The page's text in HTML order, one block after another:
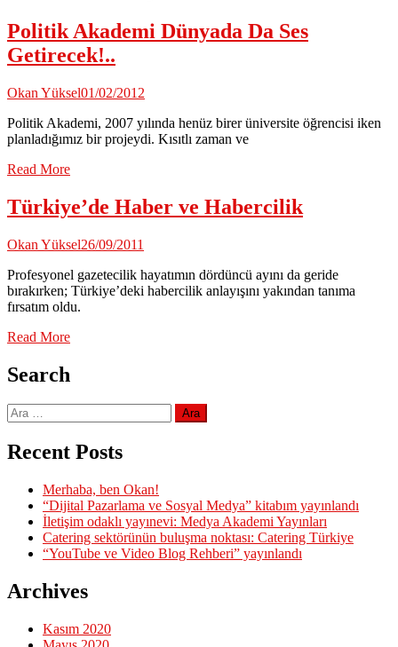
Politik Akademi Dünyada Da Ses
Getirecek!..
Okan Yüksel01/02/2012
Politik Akademi, 2007 yılında henüz birer üniversite öğrencisi iken
planladığımız bir projeydi. Kısıtlı zaman ve
Read More
Türkiye’de Haber ve Habercilik
Okan Yüksel26/09/2011
Profesyonel gazetecilik hayatımın dördüncü ayını da geride
bırakırken; Türkiye’deki habercilik anlayışını yakından tanıma
fırsatım oldu.
Read More
Search
Arama:
Recent Posts
Merhaba, ben Okan!
“Dijital Pazarlama ve Sosyal Medya” kitabım yayınlandı
İletişim odaklı yayınevi: Medya Akademi Yayınları
Catering sektörünün buluşma noktası: Catering Türkiye
“YouTube ve Video Blog Rehberi” yayınlandı
Archives
Kasım 2020